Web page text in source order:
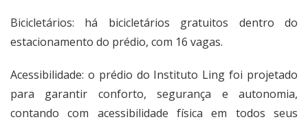
Bicicletários: há bicicletários gratuitos dentro do
estacionamento do prédio, com 16 vagas.
Acessibilidade: o prédio do Instituto Ling foi projetado
para garantir conforto, segurança e autonomia,
contando com acessibilidade física em todos seus